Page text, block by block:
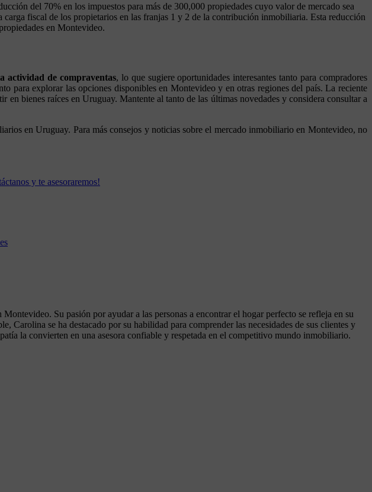
del 70% en los impuestos para más de 300,000 propiedades cuyo valor de mercado sea
fiscal de los propietarios en las franjas 1 y 2 de la contribución inmobiliaria. Esta reducción
en Montevideo.
actividad de compraventas, lo que sugiere oportunidades interesantes tanto para compradores
para explorar las opciones disponibles en Montevideo y en otras regiones del país. La reciente
bienes raíces en Uruguay. Mantente al tanto de las últimas novedades y considera consultar a
en Uruguay. Para más consejos y noticias sobre el mercado inmobiliario en Montevideo, no
y te asesoraremos!
Su pasión por ayudar a las personas a encontrar el hogar perfecto se refleja en su
se ha destacado por su habilidad para comprender las necesidades de sus clientes y
la convierten en una asesora confiable y respetada en el competitivo mundo inmobiliario.